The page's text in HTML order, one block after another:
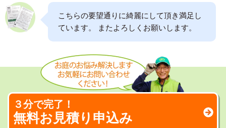
こちらの要望通りに綺麗にして頂き満足し
ています。 またよろしくお願いします。
３分で完了！
無料お見積り申込み